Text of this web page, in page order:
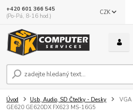
CZK
+420 601 366 545
(Po-Pá, 8-16 hod.)
Úvod Usb, Audio, SD Čtečky - Desky
VGA
GE620 GE620DX FX623 MS-16G5